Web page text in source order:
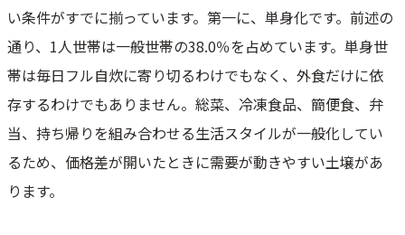
い条件がすでに揃っています。第一に、単身化です。前述の
通り、1人世帯は一般世帯の38.0％を占めています。単身世
帯は毎日フル自炊に寄り切るわけでもなく、外食だけに依
存するわけでもありません。総菜、冷凍食品、簡便食、弁
当、持ち帰りを組み合わせる生活スタイルが一般化してい
るため、価格差が開いたときに需要が動きやすい土壌があ
ります。